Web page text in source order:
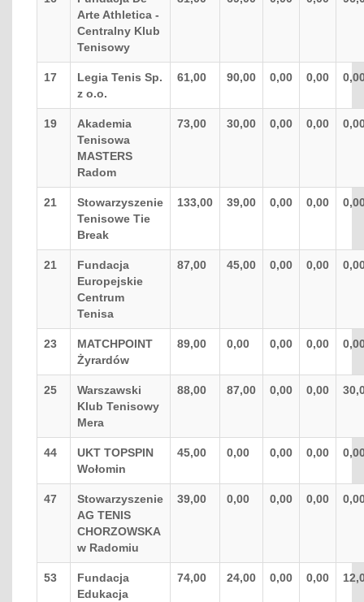
Arte Athletica -
Centralny Klub
Tenisowy
17
Legia Tenis Sp.
z o.o.
61,00 90,00 0,00 0,00
19
Akademia
Tenisowa
MASTERS
Radom
73,00 30,00 0,00 0,00
21
Stowarzyszenie
Tenisowe Tie
Break
133,00 39,00 0,00 0,00
21
Fundacja
Europejskie
Centrum
Tenisa
87,00 45,00 0,00 0,00
23
MATCHPOINT
Żyrardów
89,00 0,00 0,00 0,00
25
Warszawski
Klub Tenisowy
Mera
88,00 87,00 0,00 0,00
44
UKT TOPSPIN
Wołomin
45,00 0,00 0,00 0,00
47
Stowarzyszenie
AG TENIS
CHORZOWSKA
w Radomiu
39,00 0,00 0,00 0,00
53
Fundacja
Edukacja
74,00 24,00 0,00 0,00